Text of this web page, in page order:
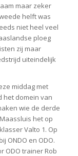
maar zeker
helft was
niet heel veel
ploeg
zij maar
uiteindelijk
middag met
het domein van
wie de derde
het op
Valto 1. Op
ONDO en ODO.
ODO trainer Rob